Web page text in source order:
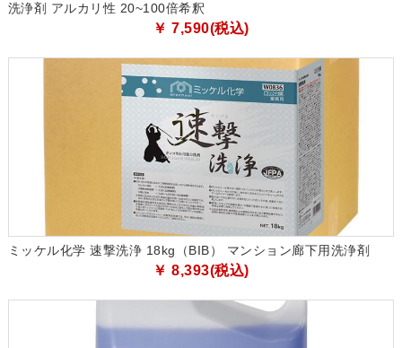
洗浄剤 アルカリ性 20~100倍希釈
￥ 7,590(税込)
ミッケル化学 速撃洗浄 18kg（BIB） マンション廊下用洗浄剤
￥ 8,393(税込)